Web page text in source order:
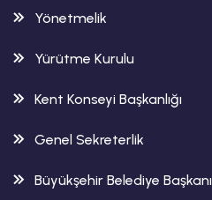
Yönetmelik
Yürütme Kurulu
Kent Konseyi Başkanlığı
Genel Sekreterlik
Büyükşehir Belediye Başkanı